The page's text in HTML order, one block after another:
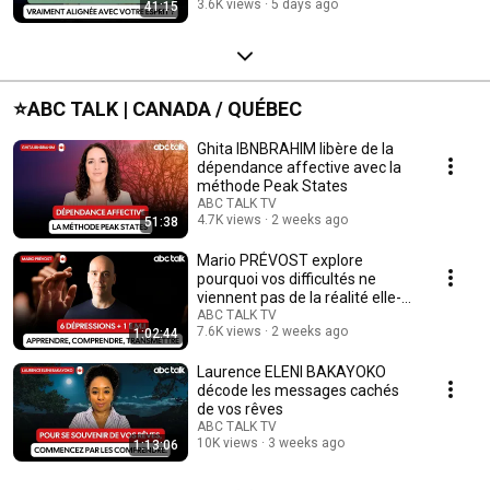
41:15 3.6K views 5 days ago
⭐️ABC TALK | CANADA / QUÉBEC
51:38
Ghita IBNBRAHIM libère de la
dépendance affective avec la
méthode Peak States
ABC TALK TV
4.7K views
2 weeks ago
1:02:44
Mario PRÉVOST explore
pourquoi vos difficultés ne
viennent pas de la réalité elle-
même
ABC TALK TV
7.6K views
2 weeks ago
1:13:06
Laurence ELENI BAKAYOKO
décode les messages cachés
de vos rêves
ABC TALK TV
10K views
3 weeks ago